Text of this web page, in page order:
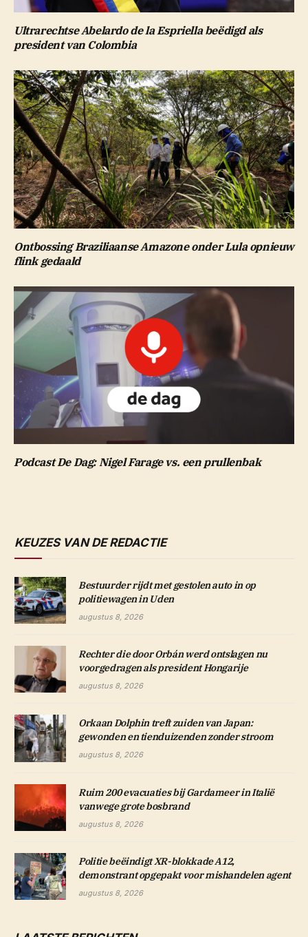
Ultrarechtse Abelardo de la Espriella beëdigd als
president van Colombia
Ontbossing Braziliaanse Amazone onder Lula opnieuw
flink gedaald
Podcast De Dag: Nigel Farage vs. een prullenbak
KEUZES VAN DE REDACTIE
Bestuurder rijdt met gestolen auto in op
politiewagen in Uden
augustus 8, 2026
Rechter die door Orbán werd ontslagen nu
voorgedragen als president Hongarije
augustus 8, 2026
Orkaan Dolphin treft zuiden van Japan:
gewonden en tienduizenden zonder stroom
augustus 8, 2026
Ruim 200 evacuaties bij Gardameer in Italië
vanwege grote bosbrand
augustus 8, 2026
Politie beëindigt XR-blokkade A12,
demonstrant opgepakt voor mishandelen agent
augustus 8, 2026